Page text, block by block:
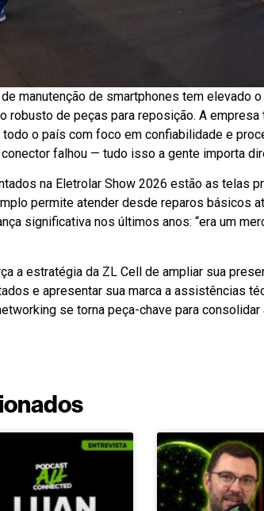
manutenção de smartphones tem elevado
robusto de peças para reposição. A
o país com foco em confiabilidade e
falhou — tudo isso a gente importa
na Eletrolar Show 2026 estão as telas
permite atender desde reparos
significativa nos últimos anos: “era um
a estratégia da ZL Cell de ampliar sua
e apresentar sua marca a assistências
se torna peça-chave para